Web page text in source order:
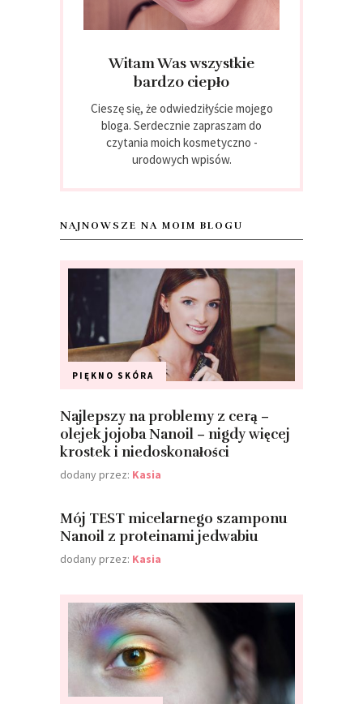
Witam Was wszystkie
bardzo ciepło
Cieszę się, że odwiedziłyście mojego
bloga. Serdecznie zapraszam do
czytania moich kosmetyczno -
urodowych wpisów.
NAJNOWSZE NA MOIM BLOGU
PIĘKNO SKÓRA
Najlepszy na problemy z cerą –
olejek jojoba Nanoil – nigdy więcej
krostek i niedoskonałości
dodany przez: Kasia
Mój TEST micelarnego szamponu
Nanoil z proteinami jedwabiu
dodany przez: Kasia